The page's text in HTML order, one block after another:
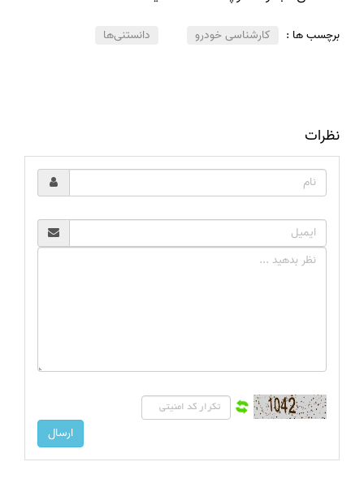
برچسب ها : کارشناسی خودرو دانستنی‌ها
نظرات